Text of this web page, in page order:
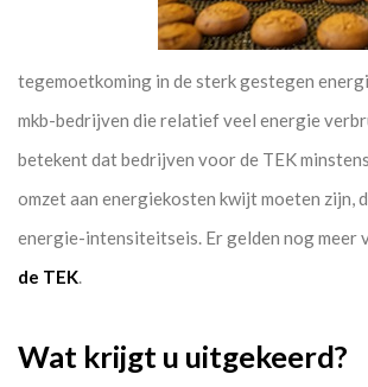
tegemoetkoming in de sterk gestegen
mkb-bedrijven die relatief veel energie
betekent dat bedrijven voor de TEK
omzet aan energiekosten kwijt moeten zijn,
energie-intensiteitseis. Er gelden nog meer
de TEK.
Wat krijgt u uitgekeerd?